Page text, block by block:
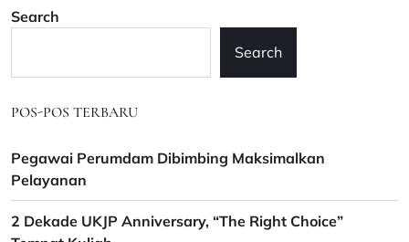
Search
Search
POS-POS TERBARU
Pegawai Perumdam Dibimbing Maksimalkan
Pelayanan
2 Dekade UKJP Anniversary, “The Right Choice”